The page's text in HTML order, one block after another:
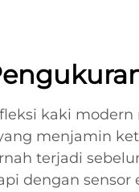
kaki
menjamin
terjadi
dengan sensor